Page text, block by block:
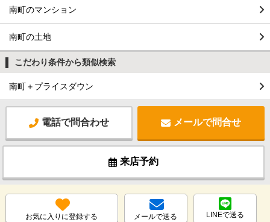
南町のマンション
南町の土地
こだわり条件から類似検索
南町＋プライスダウン
電話で問合わせ メールで問合せ
来店予約
お気に入りに登録する メールで送る LINEで送る